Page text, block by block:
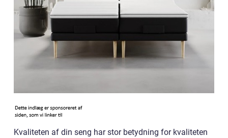
Kvaliteten af din seng har stor betydning for kvaliteten